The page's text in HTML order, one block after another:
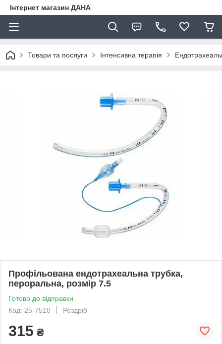
Інтернет магазин ДАНА
Товари та послуги Інтенсивна терапія
Профільована ендотрахеальна трубка,
пероральна, розмір 7.5
Готово до відправки
Код: 25-7510
Роздріб
315 ₴